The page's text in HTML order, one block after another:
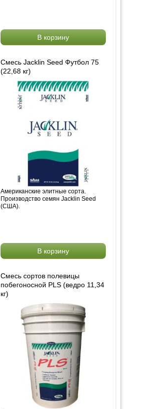
В корзину
Смесь Jacklin Seed Футбол 75
(22,68 кг)
Американские элитные сорта.
Производство семян Jacklin Seed
(США).
В корзину
Смесь сортов полевицы
побегоносной PLS (ведро 11,34
кг)